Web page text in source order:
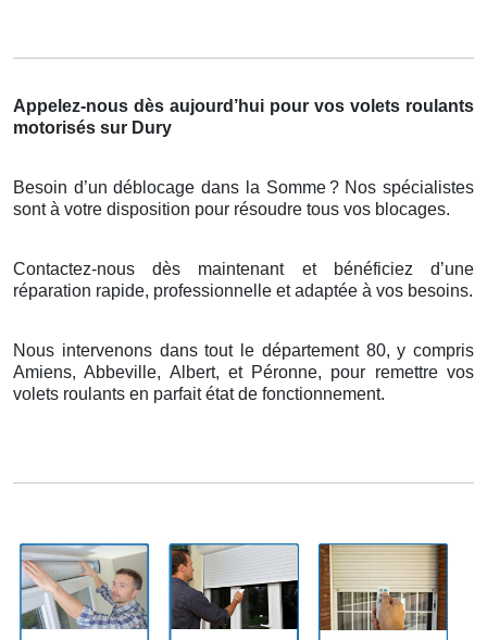
Appelez-nous dès aujourd’hui pour vos volets roulants
motorisés sur Dury
Besoin d’un déblocage dans la Somme ? Nos spécialistes
sontà votre disposition pour résoudre tous vos blocages.
Contactez-nous dès maintenant et bénéficiez d’une
réparation rapide, professionnelle et adaptée à vos besoins.
Nous intervenons dans tout le département 80, y compris
Amiens, Abbeville, Albert, et Péronne, pour remettre vos
volets roulants en parfait état de fonctionnement.